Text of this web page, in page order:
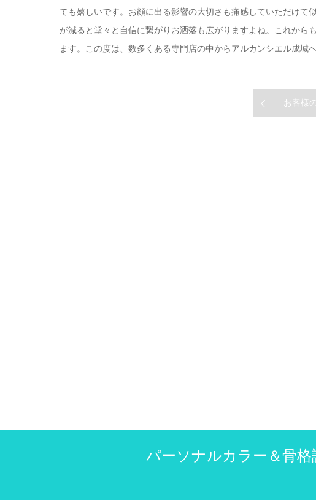
ても嬉しいです。お顔に出る影響の大切さも痛感していただけて
が減ると堂々と自信に繋がりお洒落も広がりますよね。これから
ます。この度は、数多くある専門店の中からアルカンシエル成城
お客様
パーソナルカラー＆骨